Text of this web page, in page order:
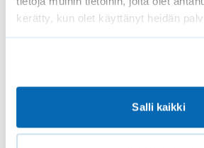
kerätty, kun olet käyttänyt heidän
Salli kaikki
Rullaverhot voi vetää
puoliväliin niin
Joissain malleissa
näkyvä puoli ei ole
imee itseensä lämpöä
Tuuletusikkunan
rullaverhojen kanssa.
tuuletusikkuna työntää